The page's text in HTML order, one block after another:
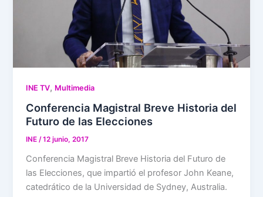
INE TV, Multimedia
Conferencia Magistral Breve Historia del
Futuro de las Elecciones
INE/12 junio, 2017
Conferencia Magistral Breve Historia del Futuro de
las Elecciones, que impartió el profesor John Keane,
catedrático de la Universidad de Sydney, Australia.